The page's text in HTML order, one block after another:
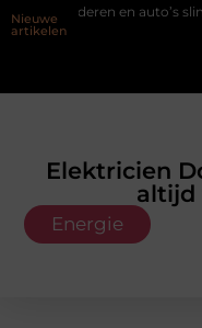
Nieuwe
artikelen
en auto’s slim
Elektricien
altijd
Energie